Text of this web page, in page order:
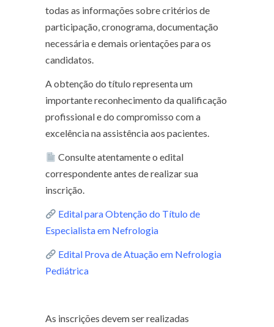
todas as informações sobre critérios de
participação, cronograma, documentação
necessária e demais orientações para os
candidatos.
A obtenção do título representa um
importante reconhecimento da qualificação
profissional e do compromisso com a
excelência na assistência aos pacientes.
Consulte atentamente o edital
correspondente antes de realizar sua
inscrição.
Edital para Obtenção do Título de
Especialista em Nefrologia
Edital Prova de Atuação em Nefrologia
Pediátrica
As inscrições devem ser realizadas